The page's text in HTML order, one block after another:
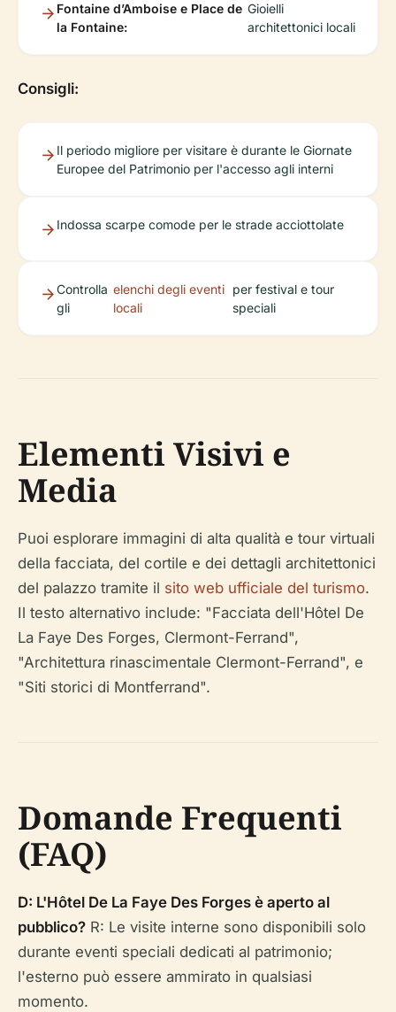
Fontaine d’Amboise e Place de
la Fontaine:
Gioielli
architettonici locali
Consigli:
Il periodo migliore per visitare è durante le Giornate
Europee del Patrimonio per l'accesso agli interni
Indossa scarpe comode per le strade acciottolate
Controlla
gli
elenchi degli eventi
locali
per festival e tour
speciali
Elementi Visivi e
Media
Puoi esplorare immagini di alta qualità e tour virtuali
della facciata, del cortile e dei dettagli architettonici
del palazzo tramite il sito web ufficiale del turismo.
Il testo alternativo include: "Facciata dell'Hôtel De
La Faye Des Forges, Clermont-Ferrand",
"Architettura rinascimentale Clermont-Ferrand", e
"Siti storici di Montferrand".
Domande Frequenti
(FAQ)
D: L'Hôtel De La Faye Des Forges è aperto al
pubblico? R: Le visite interne sono disponibili solo
durante eventi speciali dedicati al patrimonio;
l'esterno può essere ammirato in qualsiasi
momento.